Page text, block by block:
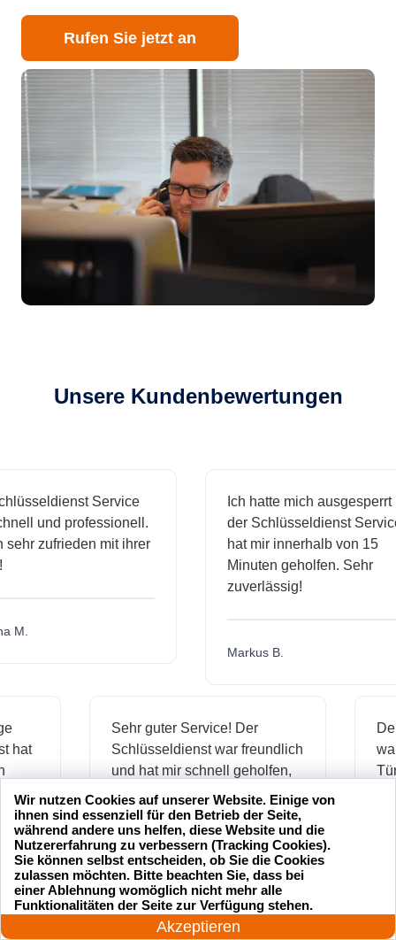
Rufen Sie jetzt an
Unsere Kundenbewertungen
Service
und professionell.
zufrieden mit ihrer
Ich hatte mich ausgesperrt und
der Schlüsseldienst Service
hat mir innerhalb von 15
Minuten geholfen. Sehr
zuverlässig!
Markus B.
hat
Sehr guter Service! Der
Schlüsseldienst war freundlich
und hat mir schnell geholfen,
als ich meine Schlüssel
verloren hatte.
Jonas M.
24 Stunden am Tag
Akzeptieren
Wir nutzen Cookies auf unserer Website. Einige von
ihnen sind essenziell für den Betrieb der Seite,
während andere uns helfen, diese Website und die
Nutzererfahrung zu verbessern (Tracking Cookies).
Sie können selbst entscheiden, ob Sie die Cookies
zulassen möchten. Bitte beachten Sie, dass bei
einer Ablehnung womöglich nicht mehr alle
Funktionalitäten der Seite zur Verfügung stehen.